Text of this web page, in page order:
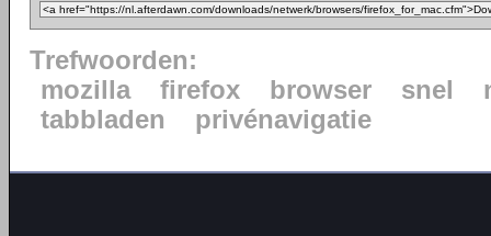
Trefwoorden:
mozilla
firefox browser snel
tabbladen
privénavigatie